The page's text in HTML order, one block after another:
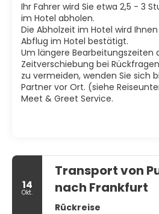
Ihr Fahrer wird Sie etwa 2,5 - 3
im Hotel abholen.
Die Abholzeit im Hotel wird
Abflug im Hotel bestätigt.
Um längere Bearbeitungszeiten
Zeitverschiebung bei
zu vermeiden, wenden Sie sich
Partner vor Ort. (siehe
Meet & Greet Service.
14
Okt.
Transport von
nach Frankfurt
Rückreise